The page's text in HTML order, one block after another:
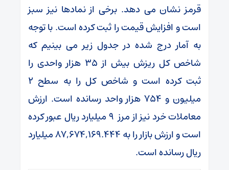
قرمز نشان می دهد. برخی از نمادها نیز سبز
است و افزایش قیمت را ثبت کرده است. با توجه
به آمار درج شده در جدول زیر می بینیم که
شاخص کل ریزش بیش از ۳۵ هزار واحدی را
ثبت کرده است و شاخص کل را به سطح ۲
میلیون و ۷۵۴ هزار واحد رسانده است. ارزش
معاملات خرد نیز از مرز ۹ میلیارد ریال عبور کرده
است و ارزش بازار را به ۸۷,۶۷۴,۱۶۹.۴۴۴ میلیارد
ریال رسانده است.